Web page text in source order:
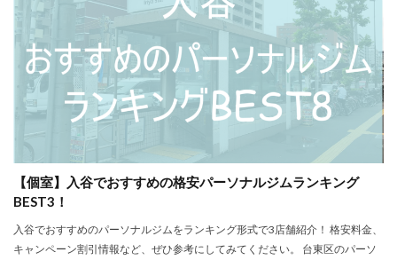
【個室】入谷でおすすめの格安パーソナルジムランキング
BEST3！
入谷でおすすめのパーソナルジムをランキング形式で3店舗紹介！ 格安料金、
キャンペーン割引情報など、ぜひ参考にしてみてください。 台東区のパーソ